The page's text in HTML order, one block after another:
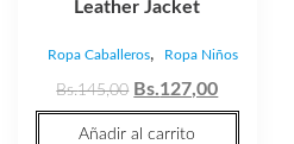
Leather Jacket
Ropa Caballeros, Ropa Niños
Bs.145,00 Bs.127,00
Añadir al carrito